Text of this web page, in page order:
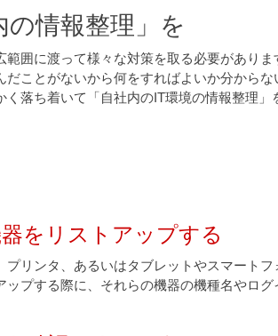
の情報整理」を
範囲に渡って様々な対策を取る必要があり
だことがないから何をすればよいか分から
落ち着いて「自社内のIT環境の情報整理」
をリストアップする
リンタ、あるいはタブレットやスマート
ップする際に、それらの機器の機種名やロ